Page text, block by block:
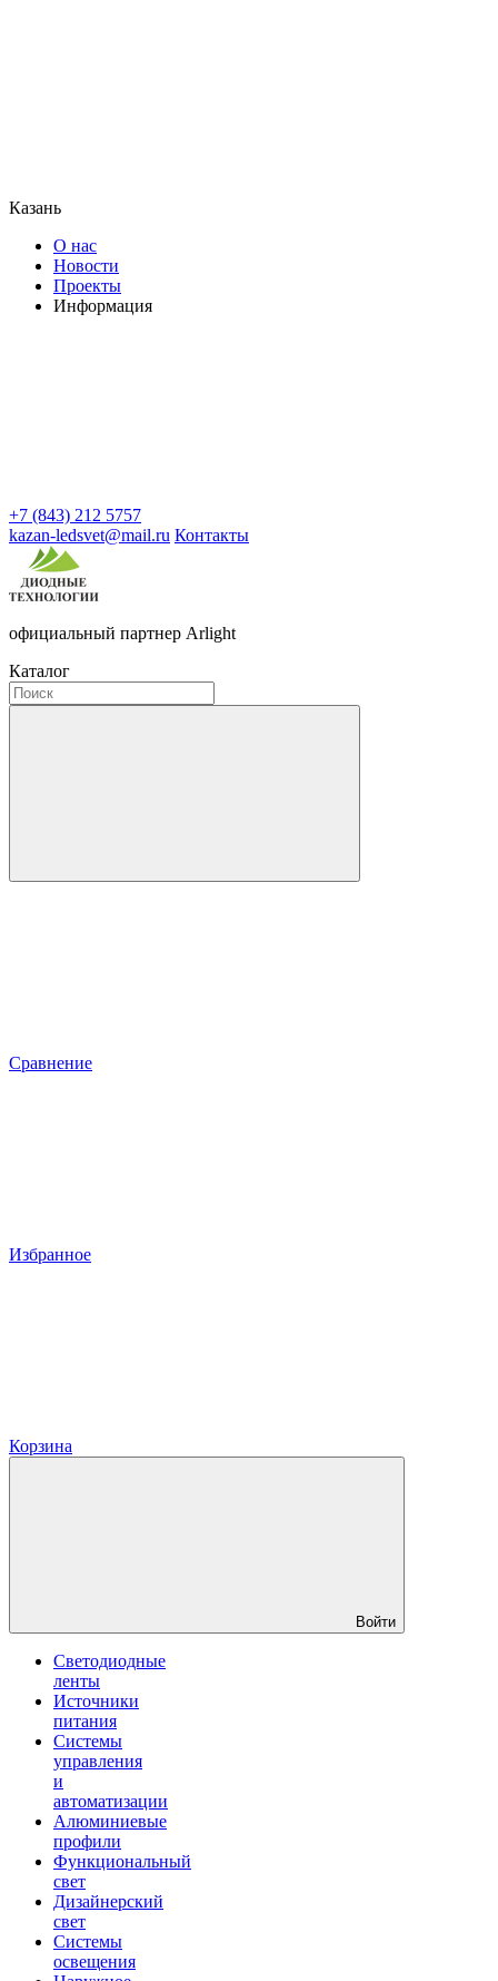
Казань
О нас
Новости
Проекты
Информация
+7 (843) 212 5757
kazan-ledsvet@mail.ru Контакты
официальный партнер Arlight
Каталог
Сравнение
Избранное
Корзина
Войти
Светодиодные
ленты
Источники
питания
Системы
управления
и
автоматизации
Алюминиевые
профили
Функциональный
свет
Дизайнерский
свет
Системы
освещения